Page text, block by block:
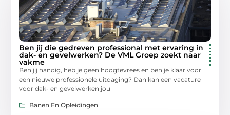
Ben jij die gedreven professional met ervaring in
dak- en gevelwerken? De VML Groep zoekt naar
vakme
Ben jij handig, heb je geen hoogtevrees en ben je klaar voor
een nieuwe professionele uitdaging? Dan kan een vacature
voor dak- en gevelwerken jou
Banen En Opleidingen